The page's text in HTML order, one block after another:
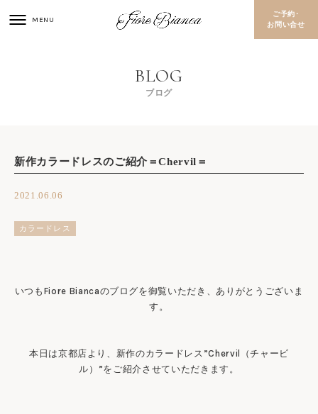
ご予約･
お問い合せ
ブログ
新作カラードレスのご紹介＝Chervil＝
2021.06.06
カラードレス
いつもFiore Biancaのブログを御覧いただき、ありがとうございま
す。
本日は京都店より、新作のカラードレス”Chervil（チャービ
ル）”をご紹介させていただきます。